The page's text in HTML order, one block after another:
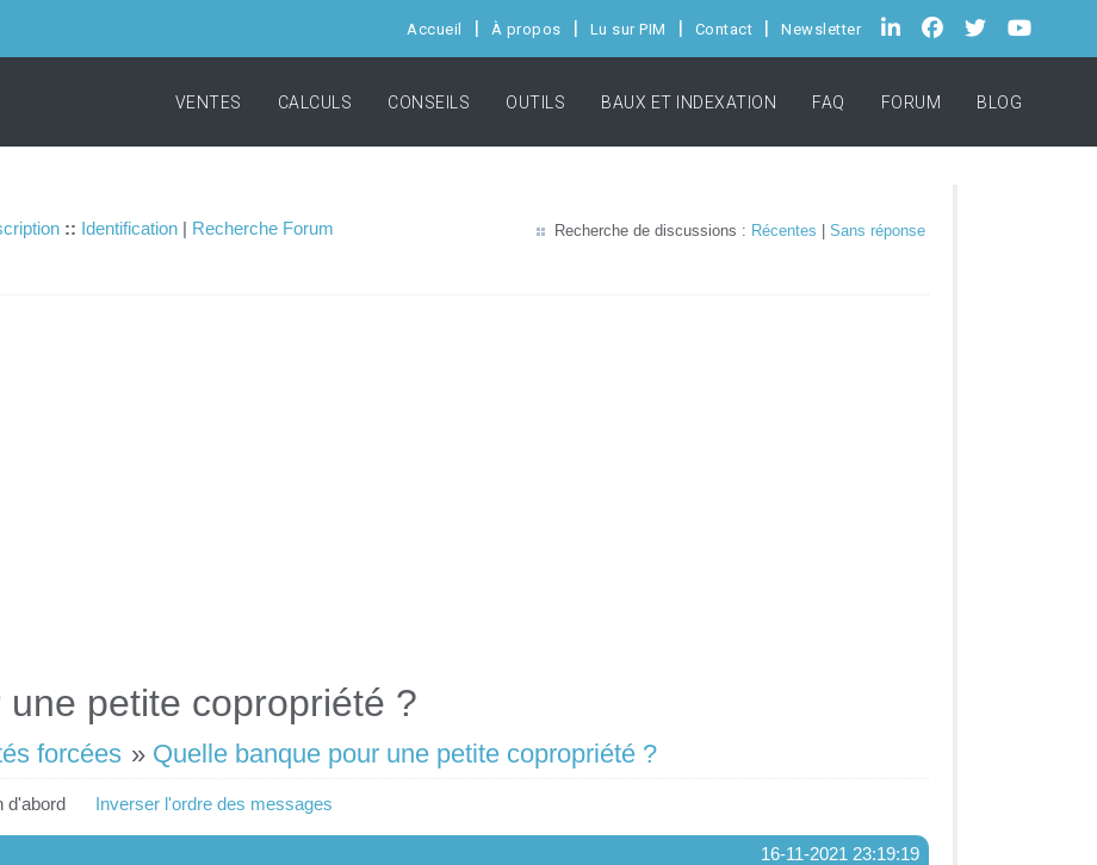
Accueil À propos Lu sur PIM Contact Newsletter
VENTES CALCULS CONSEILS OUTILS BAUX ET INDEXATION FAQ FORUM BLOG
:: Identification | Recherche Forum Recherche de discussions : Récentes Sans réponse
petite copropriété ?
forcées » Quelle banque pour une petite copropriété ?
d'abord Inverser l'ordre des messages
16-11-2021 23:19:19